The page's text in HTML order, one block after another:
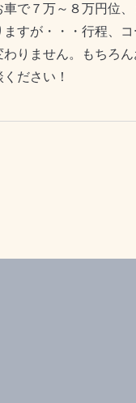
で７万～８万円位、
すが・・・行程、コ
りません。もちろ
ださい！